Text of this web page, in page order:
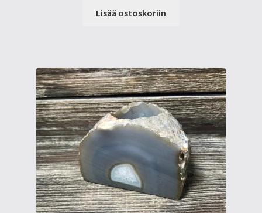
Lisää ostoskoriin